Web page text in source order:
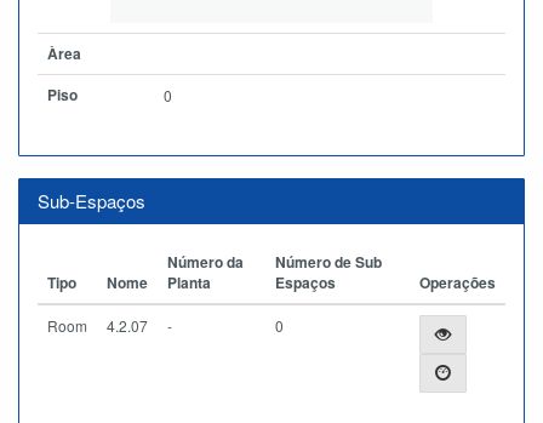
Àrea
Piso
0
Sub-Espaços
Tipo Nome
Número da
Planta
Número de Sub
Espaços
Operações
Room 4.2.07 - 0